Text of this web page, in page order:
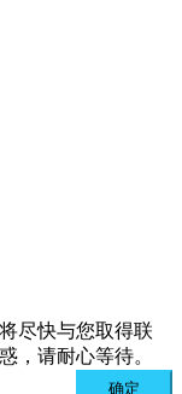
尽快与您取得联
，请耐心等待。
确定